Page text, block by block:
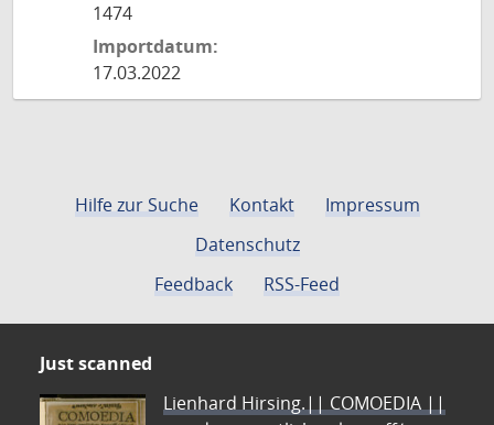
1474
Importdatum:
17.03.2022
Hilfe zur Suche Kontakt
Impressum
Datenschutz
Feedback
RSS-Feed
Just scanned
Lienhard Hirsing.|| COMOEDIA ||